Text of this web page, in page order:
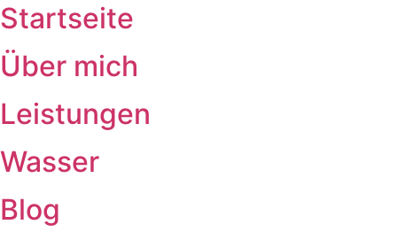
Startseite
Über mich
Leistungen
Wasser
Blog